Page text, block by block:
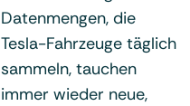
Datenmengen, die
Tesla-Fahrzeuge täglich
sammeln, tauchen
immer wieder neue,